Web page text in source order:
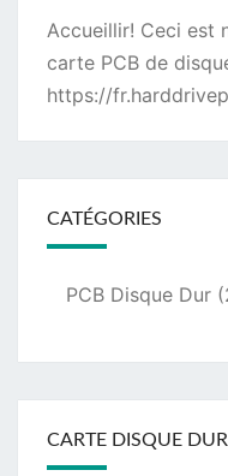
Accueillir! Ceci est
carte PCB de
https://
CATÉGORIES
PCB Disque Dur
CARTE DISQUE DUR